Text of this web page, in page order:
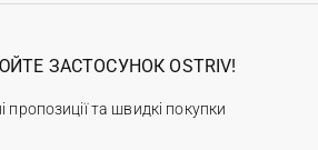
ЗАСТОСУНОК OSTRIV!
пропозиції та швидкі покупки